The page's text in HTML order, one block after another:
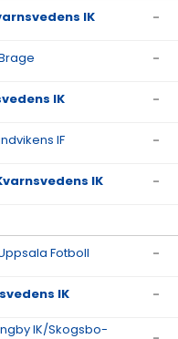
IK -
-
IK -
IF -
IK -
Fotboll -
IK -
IK/Skogsbo-